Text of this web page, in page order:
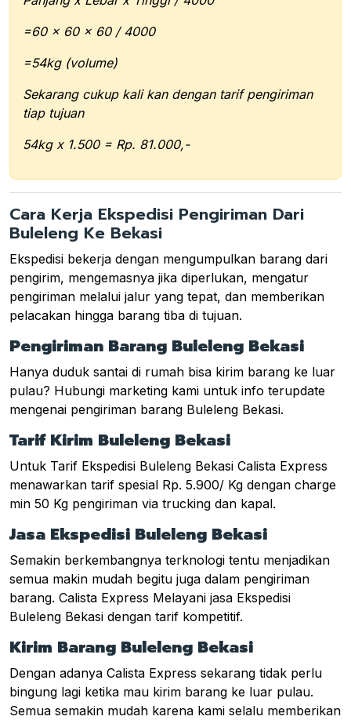
=60 x 60 x 60 / 4000
=54kg (volume)
Sekarang cukup kali kan dengan tarif pengiriman
tiap tujuan
54kg x 1.500 = Rp. 81.000,-
Cara Kerja Ekspedisi Pengiriman Dari
Buleleng Ke Bekasi
Ekspedisi bekerja dengan mengumpulkan barang dari
pengirim, mengemasnya jika diperlukan, mengatur
pengiriman melalui jalur yang tepat, dan memberikan
pelacakan hingga barang tiba di tujuan.
Pengiriman Barang Buleleng Bekasi
Hanya duduk santai di rumah bisa kirim barang ke luar
pulau? Hubungi marketing kami untuk info terupdate
mengenai pengiriman barang Buleleng Bekasi.
Tarif Kirim Buleleng Bekasi
Untuk Tarif Ekspedisi Buleleng Bekasi Calista Express
menawarkan tarif spesial Rp. 5.900/ Kg dengan charge
min 50 Kg pengiriman via trucking dan kapal.
Jasa Ekspedisi Buleleng Bekasi
Semakin berkembangnya terknologi tentu menjadikan
semua makin mudah begitu juga dalam pengiriman
barang. Calista Express Melayani jasa Ekspedisi
Buleleng Bekasi dengan tarif kompetitif.
Kirim Barang Buleleng Bekasi
Dengan adanya Calista Express sekarang tidak perlu
bingung lagi ketika mau kirim barang ke luar pulau.
Semua semakin mudah karena kami selalu memberikan